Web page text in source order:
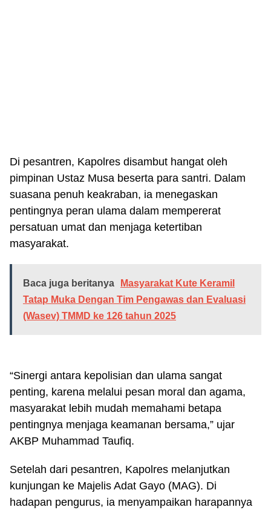
Di pesantren, Kapolres disambut hangat oleh
pimpinan Ustaz Musa beserta para santri. Dalam
suasana penuh keakraban, ia menegaskan
pentingnya peran ulama dalam mempererat
persatuan umat dan menjaga ketertiban
masyarakat.
Baca juga beritanya
Masyarakat Kute Keramil
Tatap Muka Dengan Tim Pengawas dan Evaluasi
(Wasev) TMMD ke 126 tahun 2025
“Sinergi antara kepolisian dan ulama sangat
penting, karena melalui pesan moral dan agama,
masyarakat lebih mudah memahami betapa
pentingnya menjaga keamanan bersama,” ujar
AKBP Muhammad Taufiq.
Setelah dari pesantren, Kapolres melanjutkan
kunjungan ke Majelis Adat Gayo (MAG). Di
hadapan pengurus, ia menyampaikan harapannya